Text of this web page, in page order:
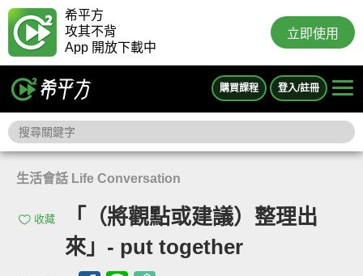
希平方
攻其不背
App 開放下載中
立即使用
購買課程 登入/註冊
生活會話 Life Conversation
收藏
「（將觀點或建議）整理出
來」- put together